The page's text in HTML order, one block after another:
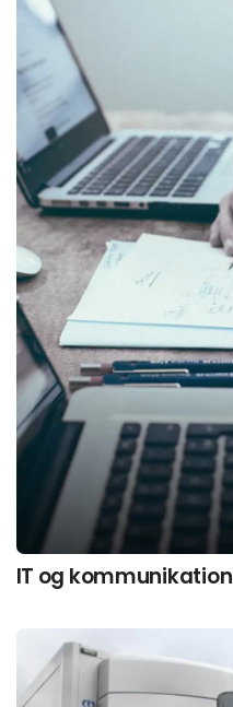
IT og kommunikation